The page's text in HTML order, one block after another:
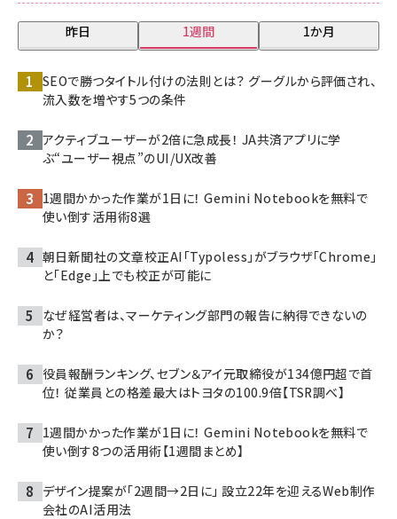
昨日 1週間 1か月
SEOで勝つタイトル付けの法則とは？ グーグルから評価され、
流入数を増やす5つの条件
アクティブユーザーが2倍に急成長！ JA共済アプリに学
ぶ“ユーザー視点”のUI/UX改善
1週間かかった作業が1日に！ Gemini Notebookを無料で
使い倒す活用術8選
朝日新聞社の文章校正AI「Typoless」がブラウザ「Chrome」
と「Edge」上でも校正が可能に
なぜ経営者は、マーケティング部門の報告に納得できないの
か？
役員報酬ランキング、セブン＆アイ元取締役が134億円超で首
位！ 従業員との格差最大はトヨタの100.9倍【TSR調べ】
1週間かかった作業が1日に！ Gemini Notebookを無料で
使い倒す8つの活用術【1週間まとめ】
デザイン提案が「2週間→2日に」 設立22年を迎えるWeb制作
会社のAI活用法